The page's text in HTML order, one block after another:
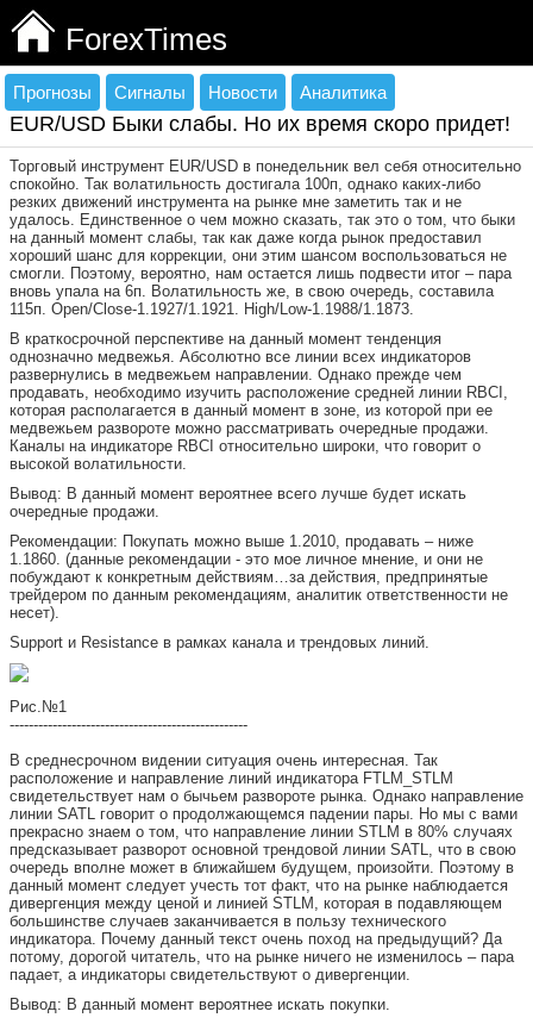
ForexTimes
Прогнозы Сигналы Новости Аналитика
EUR/USD Быки слабы. Но их время скоро придет!
Торговый инструмент EUR/USD в понедельник вел себя относительно
спокойно. Так волатильность достигала 100п, однако каких-либо
резких движений инструмента на рынке мне заметить так и не
удалось. Единственное о чем можно сказать, так это о том, что быки
на данный момент слабы, так как даже когда рынок предоставил
хороший шанс для коррекции, они этим шансом воспользоваться не
смогли. Поэтому, вероятно, нам остается лишь подвести итог – пара
вновь упала на 6п. Волатильность же, в свою очередь, составила
115п. Open/Close-1.1927/1.1921. High/Low-1.1988/1.1873.
В краткосрочной перспективе на данный момент тенденция
однозначно медвежья. Абсолютно все линии всех индикаторов
развернулись в медвежьем направлении. Однако прежде чем
продавать, необходимо изучить расположение средней линии RBCI,
которая располагается в данный момент в зоне, из которой при ее
медвежьем развороте можно рассматривать очередные продажи.
Каналы на индикаторе RBCI относительно широки, что говорит о
высокой волатильности.
Вывод: В данный момент вероятнее всего лучше будет искать
очередные продажи.
Рекомендации: Покупать можно выше 1.2010, продавать – ниже
1.1860. (данные рекомендации - это мое личное мнение, и они не
побуждают к конкретным действиям…за действия, предпринятые
трейдером по данным рекомендациям, аналитик ответственности не
несет).
Support и Resistance в рамках канала и трендовых линий.
Рис.№1
--------------------------------------------------
В среднесрочном видении ситуация очень интересная. Так
расположение и направление линий индикатора FTLM_STLM
свидетельствует нам о бычьем развороте рынка. Однако направление
линии SATL говорит о продолжающемся падении пары. Но мы с вами
прекрасно знаем о том, что направление линии STLM в 80% случаях
предсказывает разворот основной трендовой линии SATL, что в свою
очередь вполне может в ближайшем будущем, произойти. Поэтому в
данный момент следует учесть тот факт, что на рынке наблюдается
дивергенция между ценой и линией STLM, которая в подавляющем
большинстве случаев заканчивается в пользу технического
индикатора. Почему данный текст очень поход на предыдущий? Да
потому, дорогой читатель, что на рынке ничего не изменилось – пара
падает, а индикаторы свидетельствуют о дивергенции.
Вывод: В данный момент вероятнее искать покупки.